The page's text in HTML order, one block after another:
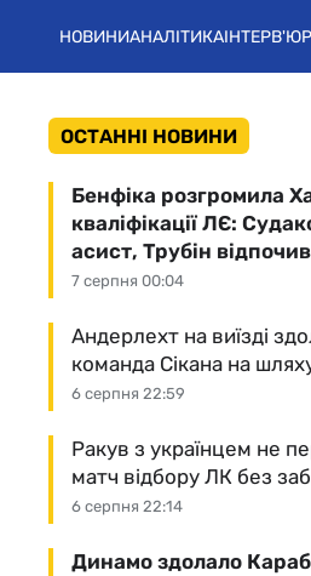
НОВИНИАНАЛІТИКАІНТЕРВ'Ю
ОСТАННІ НОВИНИ
7 серпня 00:04
Бенфіка розгромила
кваліфікації ЛЄ:
асист, Трубін
6 серпня 22:59
Андерлехт на виїзді
команда Сікана на
6 серпня 22:14
Ракув з українцем не
матч відбору ЛК без
Динамо здолало